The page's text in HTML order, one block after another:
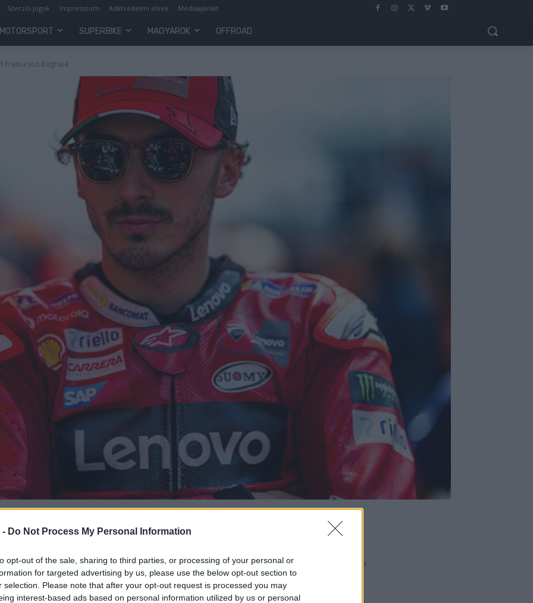
- Do Not Process My Personal Information
opt-out of the sale, sharing to third parties, or processing of your personal or
for targeted advertising by us, please use the below opt-out section to
selection. Please note that after your opt-out request is processed you may
interest-based ads based on personal information utilized by us or personal
Szerzői jogok Impresszum Adatvédelmi elvek Médiaajánlat
MOTORSPORT SUPERBIKE MAGYAROK OFFROAD
Bagnaia
magát
- Hirdetés -